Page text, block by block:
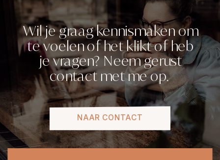
Wil je graag kennismaken om
te voelen of het klikt of heb
je vragen? Neem gerust
contact met me op.
NAAR CONTACT